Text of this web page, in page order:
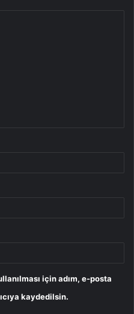
için adım, e-posta
kaydedilsin.